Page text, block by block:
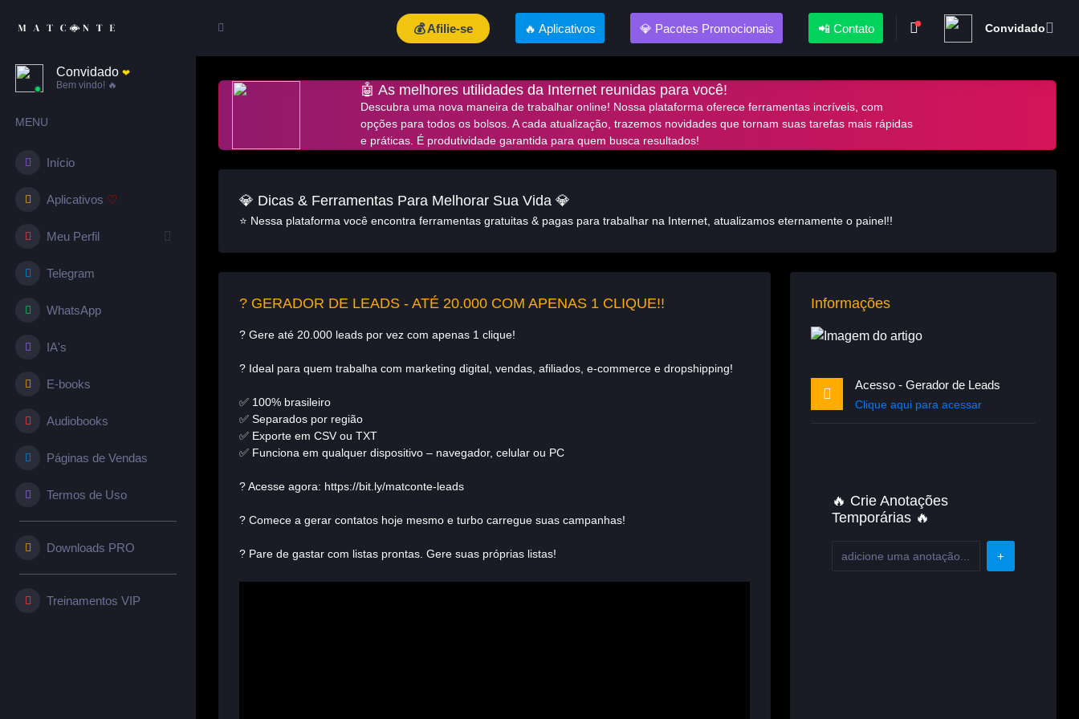
Convidado ❤︎
Bem vindo! 🔥
MENU
Início
Aplicativos ♡
Meu Perfil
Telegram
WhatsApp
IA's
E-books
Audiobooks
Páginas de Vendas
Termos de Uso
Downloads PRO
Treinamentos VIP
💰 Afilie-se 🔥 Aplicativos 💎 Pacotes Promocionais 📲 Contato Convidado
🤖 As melhores utilidades da Internet reunidas para você!
Descubra uma nova maneira de trabalhar online! Nossa plataforma oferece ferramentas incríveis, com
opções para todos os bolsos. A cada atualização, trazemos novidades que tornam suas tarefas mais rápidas
e práticas. É produtividade garantida para quem busca resultados!
💎 Dicas & Ferramentas Para Melhorar Sua Vida 💎
⭐ Nessa plataforma você encontra ferramentas gratuitas & pagas para trabalhar na Internet, atualizamos eternamente o painel!!
? GERADOR DE LEADS - ATÉ 20.000 COM APENAS 1 CLIQUE!!
? Gere até 20.000 leads por vez com apenas 1 clique!
? Ideal para quem trabalha com marketing digital, vendas, afiliados, e-commerce e dropshipping!
✅ 100% brasileiro
✅ Separados por região
✅ Exporte em CSV ou TXT
✅ Funciona em qualquer dispositivo – navegador, celular ou PC
? Acesse agora: https://bit.ly/matconte-leads
? Comece a gerar contatos hoje mesmo e turbo carregue suas campanhas!
? Pare de gastar com listas prontas. Gere suas próprias listas!
Informações
Acesso - Gerador de Leads
Clique aqui para acessar
🔥 Crie Anotações
Temporárias 🔥
+